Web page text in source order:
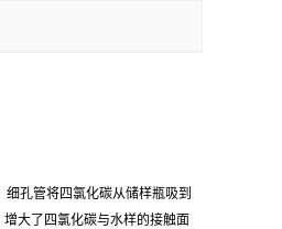
孔管将四氯化碳从储样瓶吸到
大了四氯化碳与水样的接触面